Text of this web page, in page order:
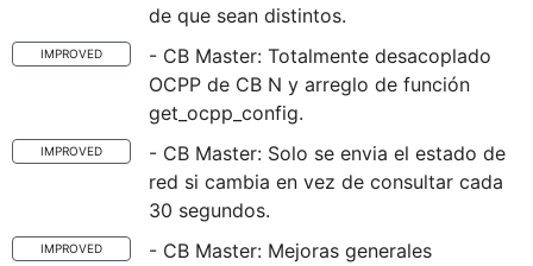
de que sean distintos.
IMPROVED
- CB Master: Totalmente desacoplado
OCPP de CB N y arreglo de función
get_ocpp_config.
IMPROVED
- CB Master: Solo se envia el estado de
red si cambia en vez de consultar cada
30 segundos.
IMPROVED
- CB Master: Mejoras generales